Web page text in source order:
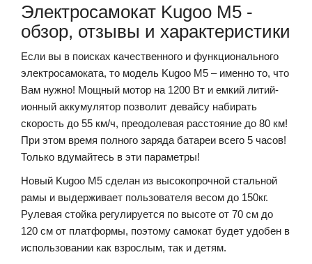
Электросамокат Kugoo M5 -
обзор, отзывы и характеристики
Если вы в поисках качественного и функционального
электросамоката, то модель Kugoo M5 – именно то, что
Вам нужно! Мощный мотор на 1200 Вт и емкий литий-
ионный аккумулятор позволит девайсу набирать
скорость до 55 км/ч, преодолевая расстояние до 80 км!
При этом время полного заряда батареи всего 5 часов!
Только вдумайтесь в эти параметры!
Новый Kugoo M5 сделан из высокопрочной стальной
рамы и выдерживает пользователя весом до 150кг.
Рулевая стойка регулируется по высоте от 70 см до
120 см от платформы, поэтому самокат будет удобен в
использовании как взрослым, так и детям.